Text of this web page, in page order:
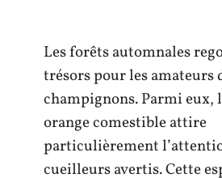
Les forêts automnales
trésors pour les amateurs
champignons. Parmi eux,
orange comestible attire
particulièrement
cueilleurs avertis. Cette